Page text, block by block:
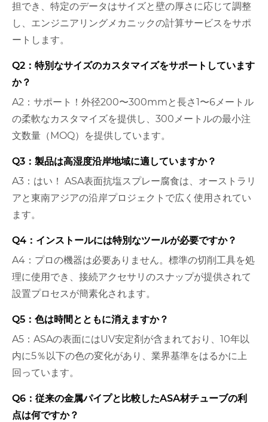
担でき、特定のデータはサイズと壁の厚さに応じて調整
し、エンジニアリングメカニックの計算サービスをサポ
ートします。
Q2：特別なサイズのカスタマイズをサポートしています
か？
A2：サポート！外径200〜300mmと長さ1〜6メートル
の柔軟なカスタマイズを提供し、300メートルの最小注
文数量（MOQ）を提供しています。
Q3：製品は高湿度沿岸地域に適していますか？
A3：はい！ ASA表面抗塩スプレー腐食は、オーストラリ
アと東南アジアの沿岸プロジェクトで広く使用されてい
ます。
Q4：インストールには特別なツールが必要ですか？
A4：プロの機器は必要ありません。標準の切削工具を処
理に使用でき、接続アクセサリのスナップが提供されて
設置プロセスが簡素化されます。
Q5：色は時間とともに消えますか？
A5：ASAの表面にはUV安定剤が含まれており、10年以
内に5％以下の色の変化があり、業界基準をはるかに上
回っています。
Q6：従来の金属パイプと比較したASA材チューブの利
点は何ですか？